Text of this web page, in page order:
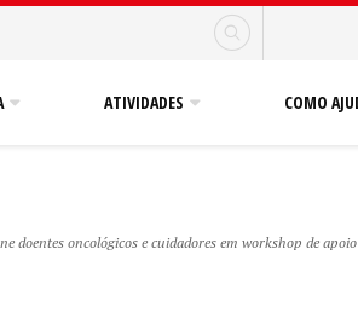
ATIVIDADES COMO
doentes oncológicos e cuidadores em workshop de